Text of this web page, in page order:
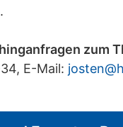
zum
E-Mail: